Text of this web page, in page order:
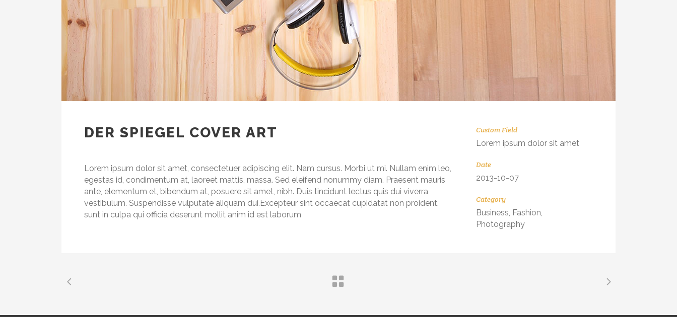
DER SPIEGEL COVER ART
Lorem ipsum dolor sit amet, consectetuer adipiscing elit. Nam cursus. Morbi ut mi. Nullam enim leo,
egestas id, condimentum at, laoreet mattis, massa. Sed eleifend nonummy diam. Praesent mauris
ante, elementum et, bibendum at, posuere sit amet, nibh. Duis tincidunt lectus quis dui viverra
vestibulum. Suspendisse vulputate aliquam dui.Excepteur sint occaecat cupidatat non proident,
sunt in culpa qui officia deserunt mollit anim id est laborum
Custom Field
Lorem ipsum dolor sit amet
Date
2013-10-07
Category
Business, Fashion,
Photography